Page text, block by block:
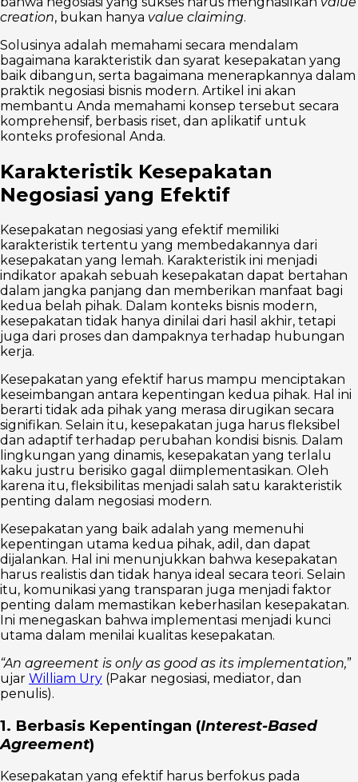
creation, bukan hanya value claiming.
Solusinya adalah memahami secara mendalam
bagaimana karakteristik dan syarat kesepakatan yang
baik dibangun, serta bagaimana menerapkannya dalam
praktik negosiasi bisnis modern. Artikel ini akan
membantu Anda memahami konsep tersebut secara
komprehensif, berbasis riset, dan aplikatif untuk
konteks profesional Anda.
Karakteristik Kesepakatan
Negosiasi yang Efektif
Kesepakatan negosiasi yang efektif memiliki
karakteristik tertentu yang membedakannya dari
kesepakatan yang lemah. Karakteristik ini menjadi
indikator apakah sebuah kesepakatan dapat bertahan
dalam jangka panjang dan memberikan manfaat bagi
kedua belah pihak. Dalam konteks bisnis modern,
kesepakatan tidak hanya dinilai dari hasil akhir, tetapi
juga dari proses dan dampaknya terhadap hubungan
kerja.
Kesepakatan yang efektif harus mampu menciptakan
keseimbangan antara kepentingan kedua pihak. Hal ini
berarti tidak ada pihak yang merasa dirugikan secara
signifikan. Selain itu, kesepakatan juga harus fleksibel
dan adaptif terhadap perubahan kondisi bisnis. Dalam
lingkungan yang dinamis, kesepakatan yang terlalu
kaku justru berisiko gagal diimplementasikan. Oleh
karena itu, fleksibilitas menjadi salah satu karakteristik
penting dalam negosiasi modern.
Kesepakatan yang baik adalah yang memenuhi
kepentingan utama kedua pihak, adil, dan dapat
dijalankan. Hal ini menunjukkan bahwa kesepakatan
harus realistis dan tidak hanya ideal secara teori. Selain
itu, komunikasi yang transparan juga menjadi faktor
penting dalam memastikan keberhasilan kesepakatan.
Ini menegaskan bahwa implementasi menjadi kunci
utama dalam menilai kualitas kesepakatan.
“An agreement is only as good as its implementation,”
ujar William Ury (Pakar negosiasi, mediator, dan
penulis).
1. Berbasis Kepentingan (Interest-Based
Agreement)
Kesepakatan yang efektif harus berfokus pada